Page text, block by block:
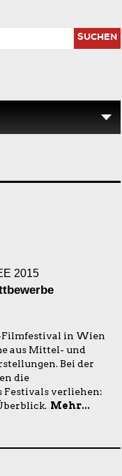
SUCHEN
2015
Filmfestival in Wien
aus Mittel- und
Bei der
die
Festivals verliehen:
Mehr...